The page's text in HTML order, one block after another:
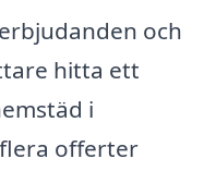
och
hitta ett
i
offerter